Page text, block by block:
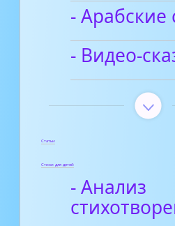
- Арабские
- Видео-
Статьи
Стихи для детей
- Анализ